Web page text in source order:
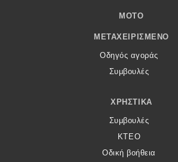
MOTO
ΜΕΤΑΧΕΙΡΙΣΜΈΝΟ
Οδηγός αγοράς
Συμβουλές
ΧΡΗΣΤΙΚΆ
Συμβουλές
ΚΤΕΟ
Οδική βοήθεια